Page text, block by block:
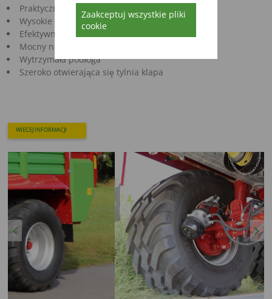
Zaakceptuj wszystkie pliki
cookie
Praktyczna ściana przednia
Wysokie drzwi wejściowe
Efektywna plandeka
Mocny napęd podłogi
Wytrzymała podłoga
Szeroko otwierająca się tylnia klapa
WIECEJ INFORMACJI
Previous Next